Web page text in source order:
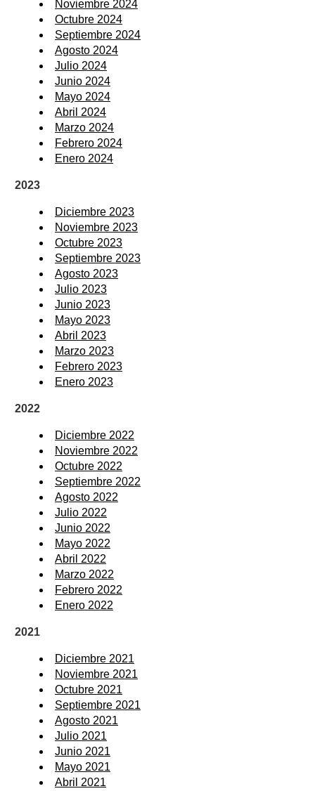
Noviembre 2024
Octubre 2024
Septiembre 2024
Agosto 2024
Julio 2024
Junio 2024
Mayo 2024
Abril 2024
Marzo 2024
Febrero 2024
Enero 2024
2023
Diciembre 2023
Noviembre 2023
Octubre 2023
Septiembre 2023
Agosto 2023
Julio 2023
Junio 2023
Mayo 2023
Abril 2023
Marzo 2023
Febrero 2023
Enero 2023
2022
Diciembre 2022
Noviembre 2022
Octubre 2022
Septiembre 2022
Agosto 2022
Julio 2022
Junio 2022
Mayo 2022
Abril 2022
Marzo 2022
Febrero 2022
Enero 2022
2021
Diciembre 2021
Noviembre 2021
Octubre 2021
Septiembre 2021
Agosto 2021
Julio 2021
Junio 2021
Mayo 2021
Abril 2021